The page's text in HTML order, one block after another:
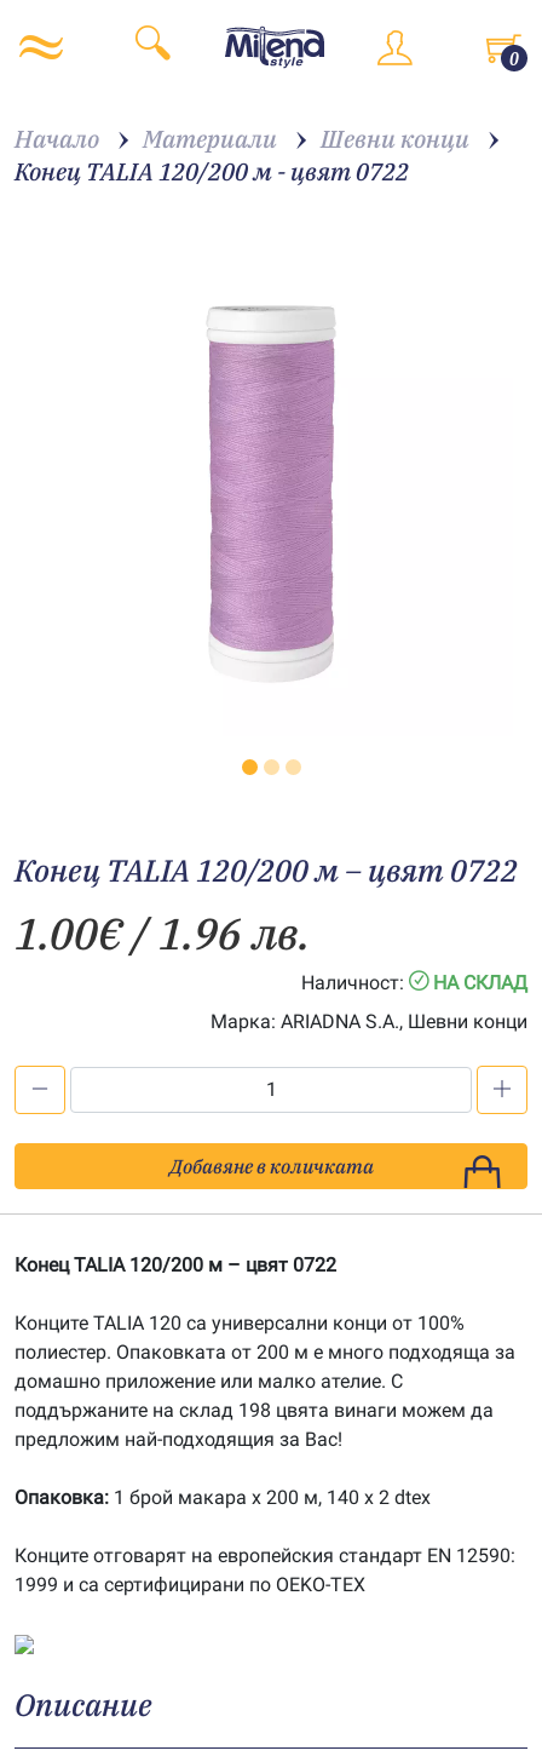
0
Начало Материали
Шевни конци
Конец TALIA 120/200 м - цвят 0722
Конец TALIA 120/200 м – цвят 0722
1.00€/ 1.96 лв.
Наличност:
НА СКЛАД
Марка: ARIADNA S.A., Шевни конци
TALIA
120/200
-
0722
Добавяне в количката
Конец TALIA 120/200 м – цвят 0722
Конците TALIA 120 са универсални конци от 100%
полиестер. Опаковката от 200 м е много подходяща за
домашно приложение или малко ателие. С
поддържаните на склад 198 цвята винаги можем да
предложим най-подходящия за Вас!
Опаковка: 1 брой макара х 200 м, 140 x 2 dtex
Конците отговарят на европейския стандарт EN 12590:
1999 и са сертифицирани по OEKO-TEX
Описание